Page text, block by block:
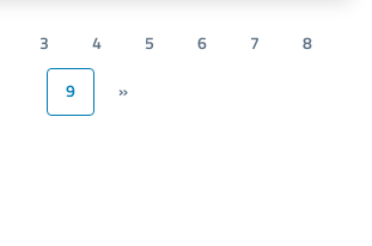
3 4 5 6 7
8
9
»